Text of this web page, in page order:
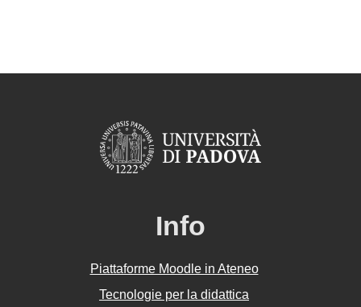
Info
Piattaforme Moodle in Ateneo
Tecnologie per la didattica